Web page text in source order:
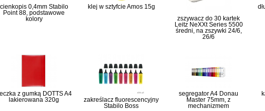
cienkopis 0,4mm Stabilo
Point 88, podstawowe
kolory
klej w sztyfcie Amos 15g
zszywacz do 30 kartek
Leitz NeXXt Series 5500
średni, na zszywki 24/6,
26/6
z gumką DOTTS A4
lakierowana 320g
zakreślacz fluorescencyjny
Stabilo Boss
segregator A4 Donau
Master 75mm, z
mechanizmem